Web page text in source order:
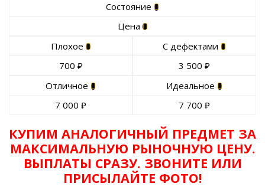
Состояние
Цена
Плохое
700 ₽
С дефектами
3 500 ₽
Отличное
7 000 ₽
Идеальное
7 700 ₽
КУПИМ АНАЛОГИЧНЫЙ ПРЕДМЕТ ЗА
МАКСИМАЛЬНУЮ РЫНОЧНУЮ ЦЕНУ.
ВЫПЛАТЫ СРАЗУ. ЗВОНИТЕ ИЛИ
ПРИСЫЛАЙТЕ ФОТО!